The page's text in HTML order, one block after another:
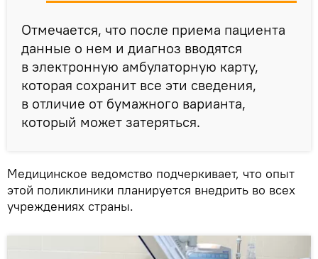
Отмечается, что после приема пациента
данные о нем и диагноз вводятся
в электронную амбулаторную карту,
которая сохранит все эти сведения,
в отличие от бумажного варианта,
который может затеряться.
Медицинское ведомство подчеркивает, что опыт
этой поликлиники планируется внедрить во всех
учреждениях страны.